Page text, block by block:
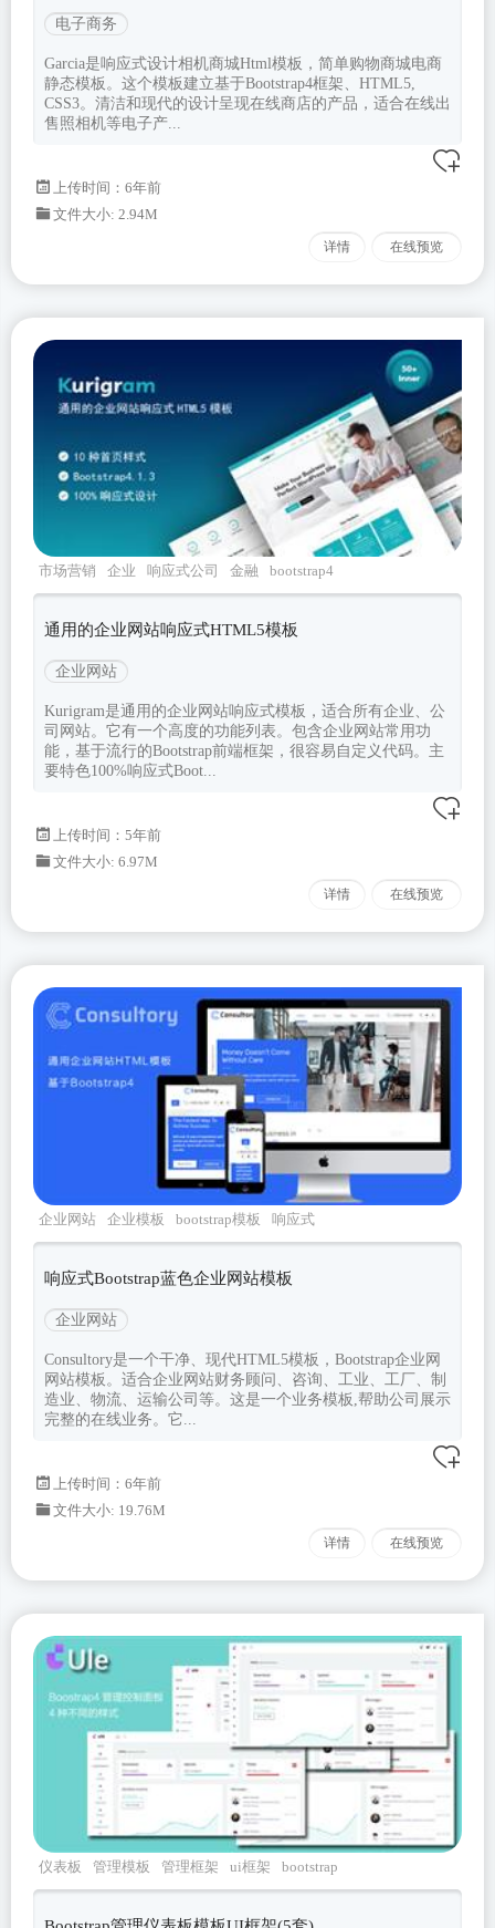
电子商务
Garcia是响应式设计相机商城Html模板，简单购物商城电商
静态模板。这个模板建立基于Bootstrap4框架、HTML5,
CSS3。清洁和现代的设计呈现在线商店的产品，适合在线出
售照相机等电子产...
上传时间：6年前
文件大小: 2.94M
详情 在线预览
市场营销 企业 响应式公司 金融 bootstrap4
通用的企业网站响应式HTML5模板
企业网站
Kurigram是通用的企业网站响应式模板，适合所有企业、公
司网站。它有一个高度的功能列表。包含企业网站常用功
能，基于流行的Bootstrap前端框架，很容易自定义代码。主
要特色100%响应式Boot...
上传时间：5年前
文件大小: 6.97M
详情 在线预览
企业网站 企业模板 bootstrap模板
响应式
响应式Bootstrap蓝色企业网站模板
企业网站
Consultory是一个干净、现代HTML5模板，Bootstrap企业网
网站模板。适合企业网站财务顾问、咨询、工业、工厂、制
造业、物流、运输公司等。这是一个业务模板,帮助公司展示
完整的在线业务。它...
上传时间：6年前
文件大小: 19.76M
详情 在线预览
仪表板 管理模板 管理框架 ui框架 bootstrap